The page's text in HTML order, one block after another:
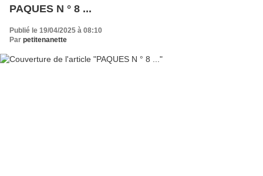
PAQUES N ° 8 ...
Publié le 19/04/2025 à 08:10
Par petitenanette